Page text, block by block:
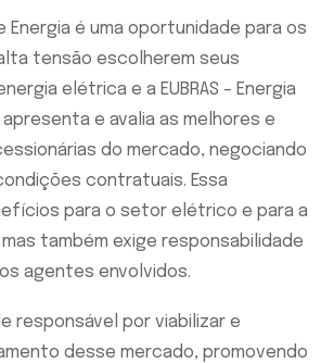
Energia é uma oportunidade para os
tensão escolherem seus
elétrica e a EUBRAS – Energia
e avalia as melhores e
do mercado, negociando
contratuais. Essa
para o setor elétrico e para a
também exige responsabilidade
agentes envolvidos.
responsável por viabilizar e
desse mercado, promovendo